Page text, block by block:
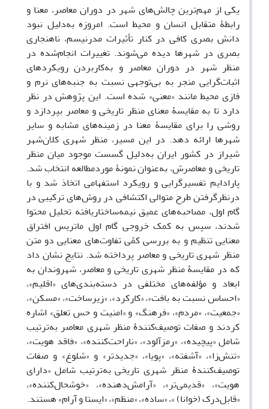
یکی از مهم‌ترین چالش‌های شهر در دوران معاصر، معنا و
رابطۀ متقابل انسان و محیط است. امروزه به‌دلیل نبود
دانش بصری کافی در کنار تأثیرات مدرنیسم، ناهنجاری
بصری در شهرها دیده می‌شوند. تغییرات انجام‌شده در
منظر شهر در دوران معاصر و به‌کاربردن رویکردهای
اثبات‌گرایی منجر به بی‌توجهی نسبت به جنبه‌های نرم و
فازی محیط مانند «معنی» شده است. این پژوهش در نظر
دارد تا به مقایسۀ معنای منظر تاریخی و معاصر بپردازد و
روشی را برای مقایسۀ معنا در زمینه‌های مشابه و سایر
شهرها ارائه دهد. در این مسیر، منظر شهری کلان‌شهر
شیراز در کشور ایران به‌دلیل گسست موجود میان منظر
تاریخی و معاصرش، به‌عنوان نمونۀ موردمطالعه انتخاب شد.
پارادایم تفسیرگرایی و رویکرد استفهامی اتخاذ شد و با
درنظرگرفتن طرح متوالی اکتشافی در روش‌های ترکیبی در
گام اول، مصاحبه‌های عمیق نیمه‌ساختاریافته تحلیل محتوا
شدند، سپس به کمک خروجی گام اول ماتریس افتراق
معنایی تنظیم و به بررسی کمّی تفاوت‌های معنایی دو متن
منظر شهری تاریخی و معاصر پرداخته شد. نتایج نشان داد
که ‌در مقایسۀ منظر شهری تاریخی و معاصر، شهروندان به
ابعاد و مؤلفه‌های مختلفی در دسته‌بندی‌های «اقلیم»،
«احساس نسبت به بافت»، «کارکرد»، «زیرساخت»، «مسکن»،
«جمعیت»، «مردم»، «فرهنگ» و «امنیت و حس تعلق» اشاره
کردند و صفات توصیف‌کنندۀ منظر شهری معاصر به‌ترتیب
شامل «پیچیده»، «رمزآلود»، «ناراحت‌کننده»، «فاقد هویت»،
«تنش‌زا»، «آشفته»، «پویا»، «جدیدتر» و «شلوغ» و صفات
توصیف‌کنندۀ منظر شهری تاریخی به‌ترتیب شامل «دارای
هویت»، «قدیمی‌تر»، «آرامش‌دهنده»، «خوشحال‌کننده»،
«قابل‌درک (خوانا) »، «ساده»، «منظم»، «ایستا و آرام» هستند.